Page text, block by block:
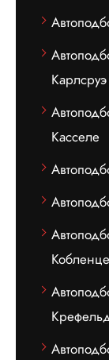
Карлсруэ
Касселе
Кобленце